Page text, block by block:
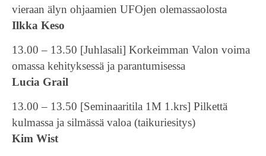
vieraan älyn ohjaamien UFOjen olemassaolosta
Ilkka Keso
13.00 – 13.50 [Juhlasali] Korkeimman Valon voima
omassa kehityksessä ja parantumisessa
Lucia Grail
13.00 – 13.50 [Seminaaritila 1M 1.krs] Pilkettä
kulmassa ja silmässä valoa (taikuriesitys)
Kim Wist